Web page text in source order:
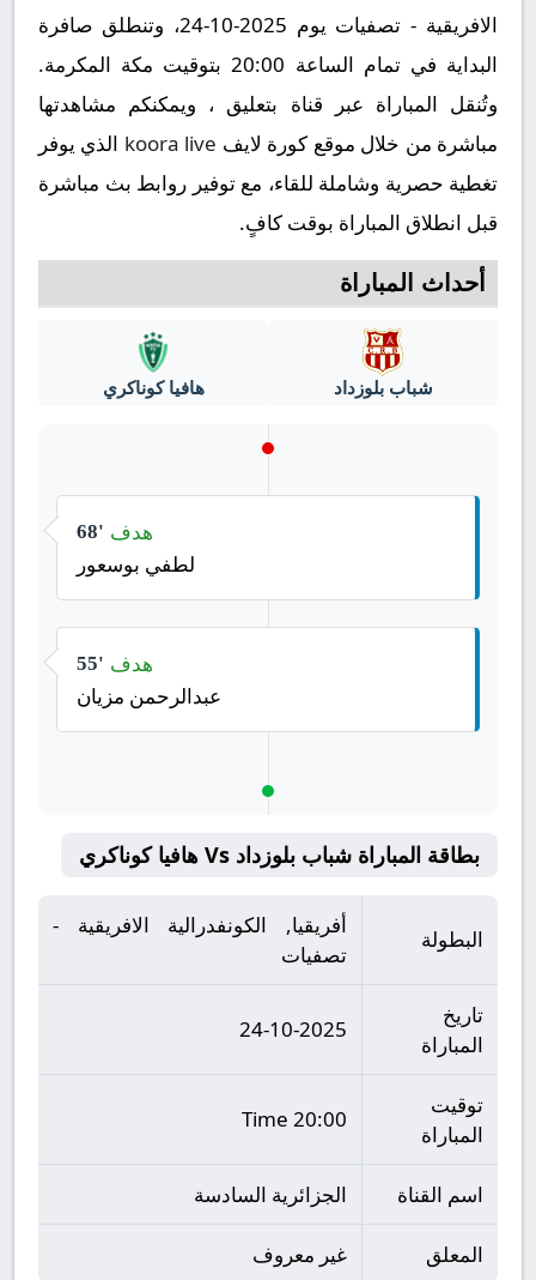
الافريقية - تصفيات يوم 2025-10-24، وتنطلق صافرة
البداية في تمام الساعة 20:00 بتوقيت مكة المكرمة.
وتُنقل المباراة عبر قناة بتعليق ، ويمكنكم مشاهدتها
مباشرة من خلال موقع كورة لايف koora live الذي يوفر
تغطية حصرية وشاملة للقاء، مع توفير روابط بث مباشرة
قبل انطلاق المباراة بوقت كافٍ.
أحداث المباراة
شباب بلوزداد هافيا كوناكري
68' هدف
لطفي بوسعور
55' هدف
عبدالرحمن مزيان
بطاقة المباراة شباب بلوزداد Vs هافيا كوناكري
البطولة
أفريقيا, الكونفدرالية الافريقية -
تصفيات
تاريخ
المباراة
24-10-2025
توقيت
المباراة
20:00 Time
اسم القناة الجزائرية السادسة
المعلق غير معروف